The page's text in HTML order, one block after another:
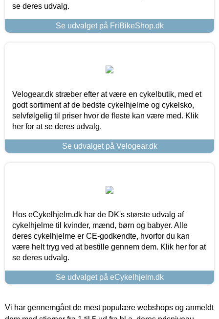
se deres udvalg.
Se udvalget på FriBikeShop.dk
Velogear.dk stræber efter at være en cykelbutik, med et
godt sortiment af de bedste cykelhjelme og cykelsko,
selvfølgelig til priser hvor de fleste kan være med. Klik
her for at se deres udvalg.
Se udvalget på Velogear.dk
Hos eCykelhjelm.dk har de DK's største udvalg af
cykelhjelme til kvinder, mænd, børn og babyer. Alle
deres cykelhjelme er CE-godkendte, hvorfor du kan
være helt tryg ved at bestille gennem dem. Klik her for at
se deres udvalg.
Se udvalget på eCykelhjelm.dk
Vi har gennemgået de mest populære webshops og anmeldt